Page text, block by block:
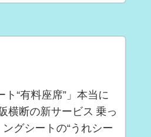
“有料座席”」本当に
横断の新サービス 乗っ
グシートの“うれシー